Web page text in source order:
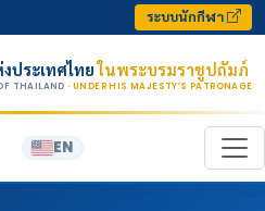
ระบบนักกีฬา
ประเทศไทยในพระบรมราชูปถัมภ์
THAILAND · UNDER HIS MAJESTY’S PATRONAGE
EN